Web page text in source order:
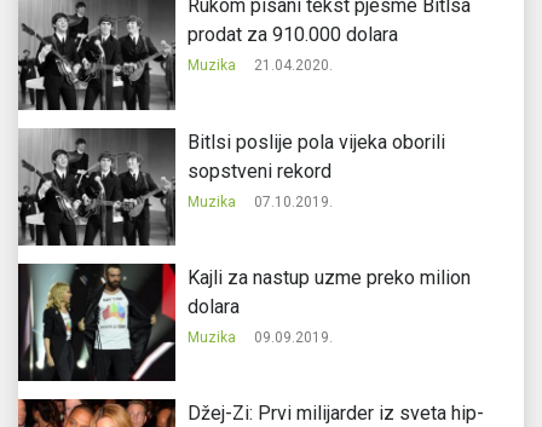
Rukom pisani tekst pjesme Bitlsa
prodat za 910.000 dolara
Muzika 21.04.2020.
Bitlsi poslije pola vijeka oborili
sopstveni rekord
Muzika 07.10.2019.
Kajli za nastup uzme preko milion
dolara
Muzika 09.09.2019.
Džej-Zi: Prvi milijarder iz sveta hip-